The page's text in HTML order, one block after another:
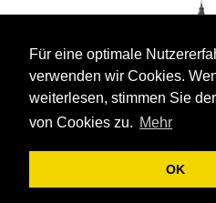
Für eine optimale
verwenden wir Cookies.
weiterlesen, stimmen Sie
von Cookies zu. Mehr
OK
Schulleben |Förderung |
Berufsberatung
Beratung zu Ausbildung,